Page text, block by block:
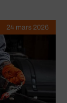
24 mars 2026